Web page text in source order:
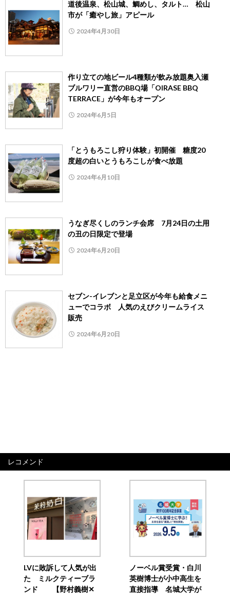
道後温泉、松山城、鯛めし、タルト… 松山
市が「癒やし旅」アピール
2024年4月30日
作り立ての地ビール4種類が飲み放題奥入瀬
ブルワリー直営のBBQ場「OIRASE BBQ
TERRACE」が今年もオープン
2024年6月5日
「とうもろこし狩り体験」初開催 糖度20
度超の白いとうもろこしが食べ放題
2024年6月10日
うなぎ尽くしのランチ会席 7月24日の土用
の丑の日限定で登場
2024年6月20日
セブン-イレブンと足立区が今年も給食メニ
ューでコラボ 人気のえびクリームライス
販売
2024年6月20日
レコメンド
LVに敗訴して人気が出
た ミルクティーブラ
ンド 【野村義樹✕
ノーベル賞受賞・白川
英樹博士が小中高生を
直接指導 名城大学が